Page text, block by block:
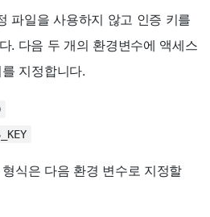
파일을 사용하지 않고 인증 키를
. 다음 두 개의 환경변수에 액세스
지정합니다.
식은 다음 환경 변수로 지정할